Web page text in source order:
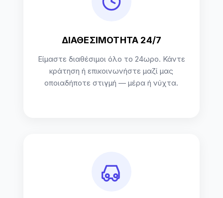
ΔΙΑΘΕΣΙΜΟΤΗΤΑ 24/7
Είμαστε διαθέσιμοι όλο το 24ωρο. Κάντε
κράτηση ή επικοινωνήστε μαζί μας
οποιαδήποτε στιγμή — μέρα ή νύχτα.